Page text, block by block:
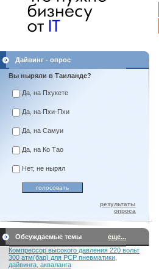
Дайвинг - опрос
Вы ныряли в Таиланде?
Да, на Пхукете
Да, на Пхи-Пхи
Да, на Самуи
Да, на Ко Тао
Нет, не нырял
результаты
опроса
Обсуждаемые темы
еще...
Компрессор высокого давления 220 вольт
300 атм(бар) для PCP пневматики,
дайвинга, акваланга